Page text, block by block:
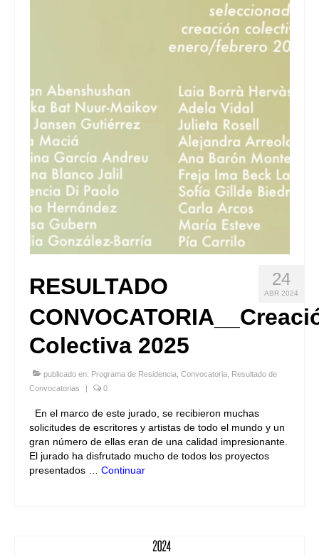
Idioma:
24
ABR 2024
RESULTADO
Colectiva 2025
publicado en: Programa de Residencia Convocatoria Resultado de
Convocatorias
| 0
En el marco de este jurado, se recibieron muchas
solicitudes de escritores y artistas de todo el mundo y un
gran número de ellas eran de una calidad impresionante.
El jurado ha disfrutado mucho de todos los proyectos
presentados … Continuar